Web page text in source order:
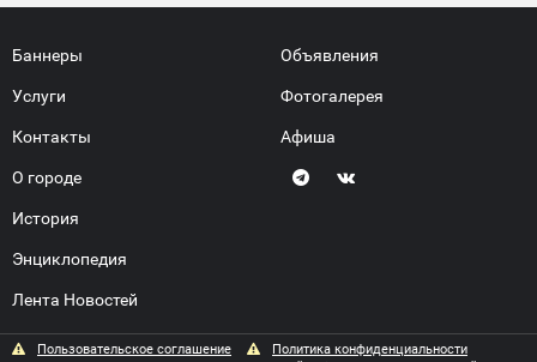
Баннеры
Услуги
Контакты
О городе
История
Энциклопедия
Лента Новостей
Объявления
Фотогалерея
Афиша
Пользовательское соглашение
Политика конфиденциальности